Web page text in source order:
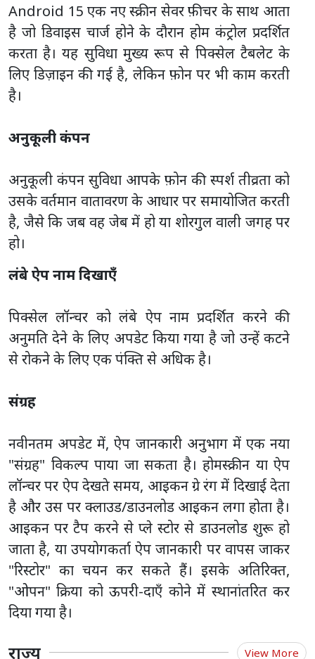
Android 15 एक नए स्क्रीन सेवर फ़ीचर के साथ आता
है जो डिवाइस चार्ज होने के दौरान होम कंट्रोल प्रदर्शित
करता है। यह सुविधा मुख्य रूप से पिक्सेल टैबलेट के
लिए डिज़ाइन की गई है, लेकिन फ़ोन पर भी काम करती
है।
अनुकूली कंपन
अनुकूली कंपन सुविधा आपके फ़ोन की स्पर्श तीव्रता को
उसके वर्तमान वातावरण के आधार पर समायोजित करती
है, जैसे कि जब वह जेब में हो या शोरगुल वाली जगह पर
हो।
लंबे ऐप नाम दिखाएँ
पिक्सेल लॉन्चर को लंबे ऐप नाम प्रदर्शित करने की
अनुमति देने के लिए अपडेट किया गया है जो उन्हें कटने
से रोकने के लिए एक पंक्ति से अधिक है।
संग्रह
नवीनतम अपडेट में, ऐप जानकारी अनुभाग में एक नया
"संग्रह" विकल्प पाया जा सकता है। होमस्क्रीन या ऐप
लॉन्चर पर ऐप देखते समय, आइकन ग्रे रंग में दिखाई देता
है और उस पर क्लाउड/डाउनलोड आइकन लगा होता है।
आइकन पर टैप करने से प्ले स्टोर से डाउनलोड शुरू हो
जाता है, या उपयोगकर्ता ऐप जानकारी पर वापस जाकर
"रिस्टोर" का चयन कर सकते हैं। इसके अतिरिक्त,
"ओपन" क्रिया को ऊपरी-दाएँ कोने में स्थानांतरित कर
दिया गया है।
राज्य View More